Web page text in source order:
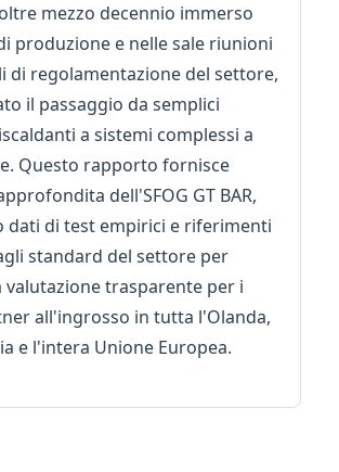
mezzo decennio immerso
produzione e nelle sale riunioni
di regolamentazione del settore,
il passaggio da semplici
a sistemi complessi a
Questo rapporto fornisce
dell'SFOG GT BAR,
dati di test empirici e riferimenti
standard del settore per
trasparente per i
all'ingrosso in tutta l'Olanda,
e l'intera Unione Europea.